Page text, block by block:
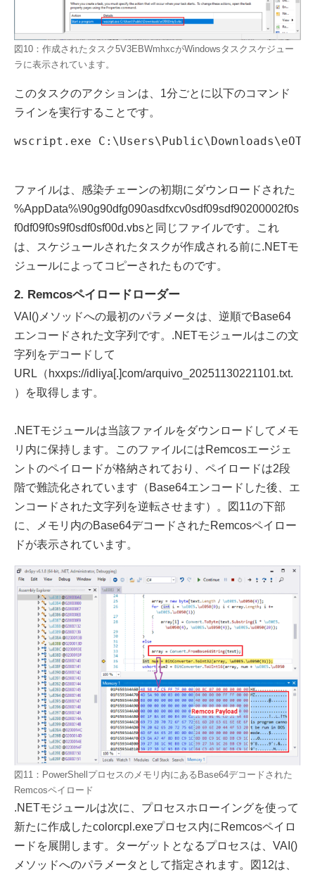
図10：作成されたタスク5V3EBWmhxcがWindowsタスクスケジュー
ラに表示されています。
このタスクのアクションは、1分ごとに以下のコマンド
ラインを実行することです。
wscript.exe
ファイルは、感染チェーンの初期にダウンロードされた
%AppData%\90g90dfg090asdfxcv0sdf09sdf90200002f0s
f0df09f0s9f0sdf0sf00d.vbsと同じファイルです。これ
は、スケジュールされたタスクが作成される前に.NETモ
ジュールによってコピーされたものです。
2. Remcosペイロードローダー
VAI()メソッドへの最初のパラメータは、逆順でBase64
エンコードされた文字列です。.NETモジュールはこの文
字列をデコードして
URL（hxxps://idliya[.]com/arquivo_20251130221101.txt.
）を取得します。
.NETモジュールは当該ファイルをダウンロードしてメモ
リ内に保持します。このファイルにはRemcosエージェ
ントのペイロードが格納されており、ペイロードは2段
階で難読化されています（Base64エンコードした後、エ
ンコードされた文字列を逆転させます）。図11の下部
に、メモリ内のBase64デコードされたRemcosペイロー
ドが表示されています。
図11：PowerShellプロセスのメモリ内にあるBase64デコードされた
Remcosペイロード
.NETモジュールは次に、プロセスホローイングを使って
新たに作成したcolorcpl.exeプロセス内にRemcosペイロ
ードを展開します。ターゲットとなるプロセスは、VAI()
メソッドへのパラメータとして指定されます。図12は、